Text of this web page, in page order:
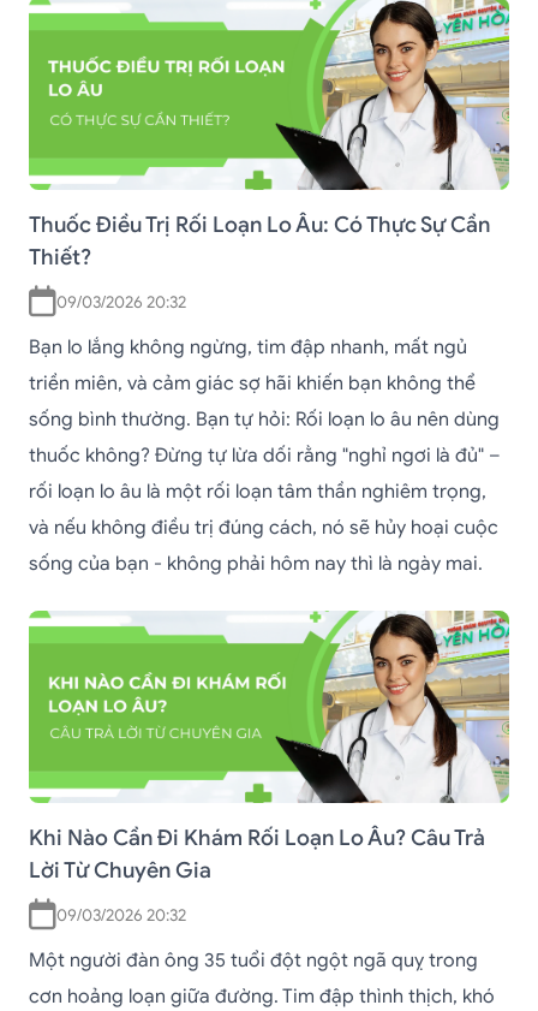
Thuốc Điều Trị Rối Loạn Lo Âu: Có Thực Sự Cần
Thiết?
09/03/2026 20:32
Bạn lo lắng không ngừng, tim đập nhanh, mất ngủ
triền miên, và cảm giác sợ hãi khiến bạn không thể
sống bình thường. Bạn tự hỏi: Rối loạn lo âu nên dùng
thuốc không? Đừng tự lừa dối rằng "nghỉ ngơi là đủ" –
rối loạn lo âu là một rối loạn tâm thần nghiêm trọng,
và nếu không điều trị đúng cách, nó sẽ hủy hoại cuộc
sống của bạn - không phải hôm nay thì là ngày mai.
Khi Nào Cần Đi Khám Rối Loạn Lo Âu? Câu Trả
Lời Từ Chuyên Gia
09/03/2026 20:32
Một người đàn ông 35 tuổi đột ngột ngã quỵ trong
cơn hoảng loạn giữa đường. Tim đập thình thịch, khó